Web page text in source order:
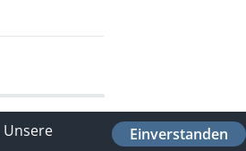
Einverstanden
Unsere